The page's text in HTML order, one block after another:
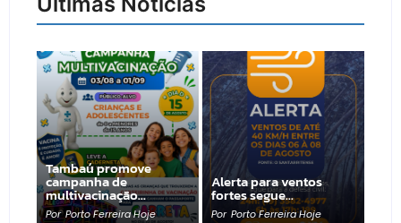
Tambaú promove
campanha de
multivacinação…
Por Porto Ferreira Hoje
Alerta para ventos
fortes segue…
Por Porto Ferreira Hoje